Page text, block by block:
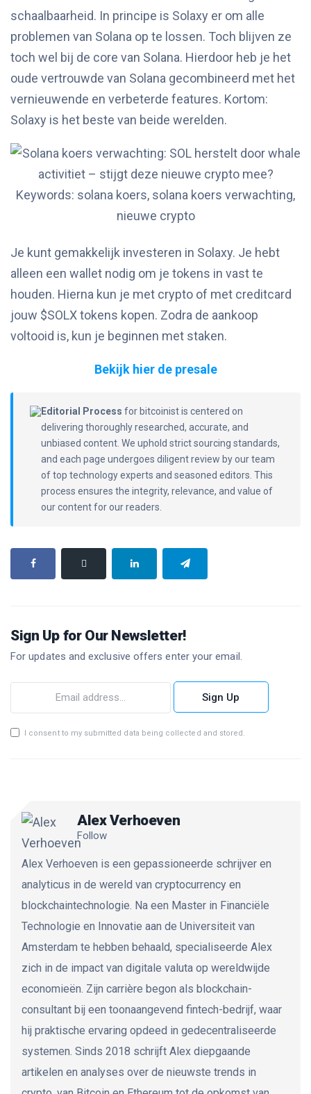
schaalbaarheid. In principe is Solaxy er om alle
problemen van Solana op te lossen. Toch blijven ze
toch wel bij de core van Solana. Hierdoor heb je het
oude vertrouwde van Solana gecombineerd met het
vernieuwende en verbeterde features. Kortom:
Solaxy is het beste van beide werelden.
Je kunt gemakkelijk investeren in Solaxy. Je hebt
alleen een wallet nodig om je tokens in vast te
houden. Hierna kun je met crypto of met creditcard
jouw $SOLX tokens kopen. Zodra de aankoop
voltooid is, kun je beginnen met staken.
Bekijk hier de presale
Editorial Process for bitcoinist is centered on
delivering thoroughly researched, accurate, and
unbiased content. We uphold strict sourcing standards,
and each page undergoes diligent review by our team
of top technology experts and seasoned editors. This
process ensures the integrity, relevance, and value of
our content for our readers.
Sign Up for Our Newsletter!
For updates and exclusive offers enter your email.
Sign Up
I consent to my submitted data being collected and stored.
Alex Verhoeven
Follow
Alex Verhoeven is een gepassioneerde schrijver en
analyticus in de wereld van cryptocurrency en
blockchaintechnologie. Na een Master in Financiële
Technologie en Innovatie aan de Universiteit van
Amsterdam te hebben behaald, specialiseerde Alex
zich in de impact van digitale valuta op wereldwijde
economieën. Zijn carrière begon als blockchain-
consultant bij een toonaangevend fintech-bedrijf, waar
hij praktische ervaring opdeed in gedecentraliseerde
systemen. Sinds 2018 schrijft Alex diepgaande
artikelen en analyses over de nieuwste trends in